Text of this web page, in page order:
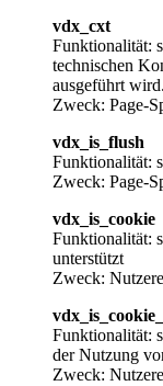
vdx_cxt
Funktionalität:
technischen
ausgeführt wird.
Zweck: Page-
vdx_is_flush
Funktionalität:
Zweck: Page-
vdx_is_cookie
Funktionalität:
unterstützt
Zweck:
Funktionalität:
der Nutzung
Zweck: